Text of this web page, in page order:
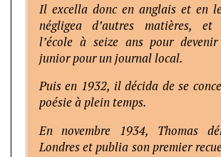
Il excella donc en anglais et en
négligea d’autres matières, et
l’école à seize ans pour
junior pour un journal local.
Puis en 1932, il décida de se
poésie à plein temps.
En novembre 1934, Thomas
Londres et publia son premier